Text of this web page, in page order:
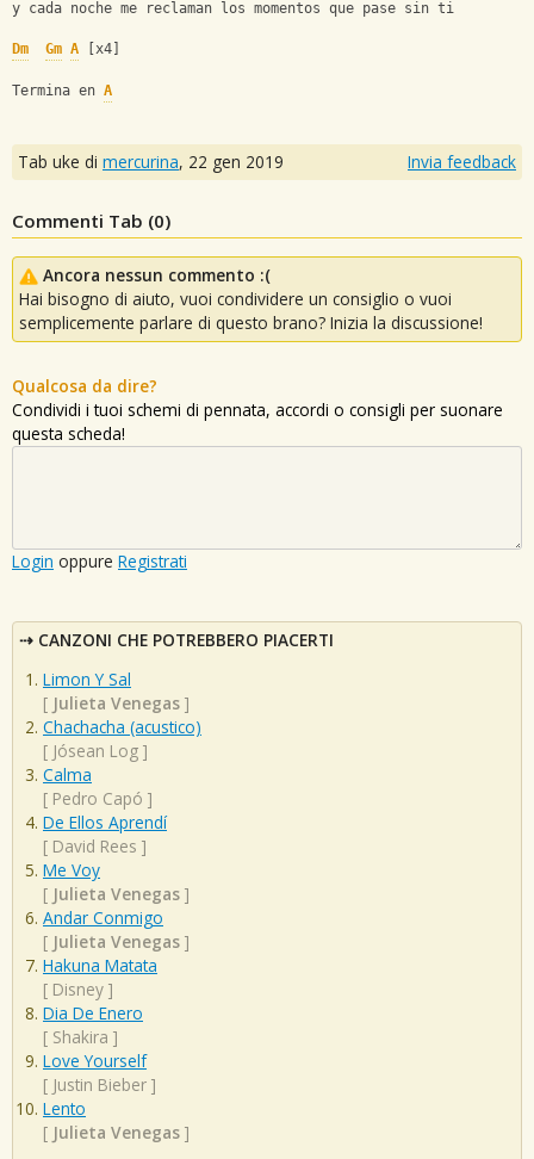
y cada noche me reclaman los momentos que pase sin ti
Dm Gm A [x4]
Termina en A
Tab uke di mercurina, 22 gen 2019 Invia feedback
Commenti Tab (0)
Ancora nessun commento :(
Hai bisogno di aiuto, vuoi condividere un consiglio o vuoi
semplicemente parlare di questo brano? Inizia la discussione!
Qualcosa da dire?
Condividi i tuoi schemi di pennata, accordi o consigli per suonare
questa scheda!
Login oppure Registrati
CANZONI CHE POTREBBERO PIACERTI
Limon Y Sal
[ Julieta Venegas ]
Chachacha (acustico)
[ Jósean Log ]
Calma
[ Pedro Capó ]
De Ellos Aprendí
[ David Rees ]
Me Voy
[ Julieta Venegas ]
Andar Conmigo
[ Julieta Venegas ]
Hakuna Matata
[ Disney ]
Dia De Enero
[ Shakira ]
Love Yourself
[ Justin Bieber ]
Lento
[ Julieta Venegas ]